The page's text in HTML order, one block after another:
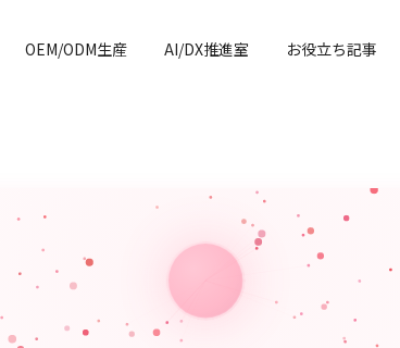
OEM/ODM生産 AI/DX推進室 お役立ち記事